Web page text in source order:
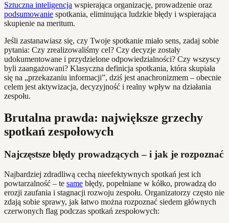
Sztuczna inteligencja wspierająca organizację, prowadzenie oraz
podsumowanie spotkania, eliminująca ludzkie błędy i wspierająca
skupienie na meritum.
Jeśli zastanawiasz się, czy Twoje spotkanie miało sens, zadaj sobie
pytania: Czy zrealizowaliśmy cel? Czy decyzje zostały
udokumentowane i przydzielone odpowiedzialności? Czy wszyscy
byli zaangażowani? Klasyczna definicja spotkania, która skupiała
się na „przekazaniu informacji”, dziś jest anachronizmem – obecnie
celem jest aktywizacja, decyzyjność i realny wpływ na działania
zespołu.
Brutalna prawda: największe grzechy
spotkań zespołowych
Najczęstsze błędy prowadzących – i jak je rozpoznać
Najbardziej zdradliwą cechą nieefektywnych spotkań jest ich
powtarzalność – te same błędy, popełniane w kółko, prowadzą do
erozji zaufania i stagnacji rozwoju zespołu. Organizatorzy często nie
zdają sobie sprawy, jak łatwo można rozpoznać siedem głównych
czerwonych flag podczas spotkań zespołowych: